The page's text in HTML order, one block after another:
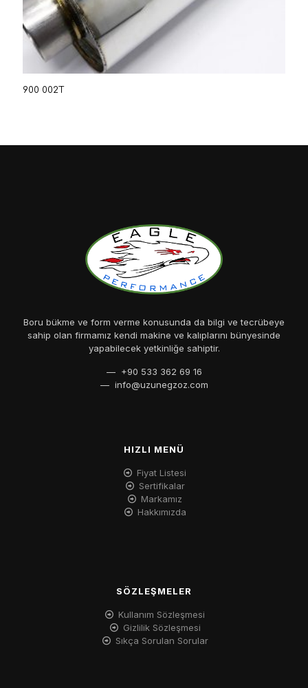
900 002T
Boru bükme ve form verme konusunda da bilgi ve tecrübeye
sahip olan firmamız kendi makine ve kalıplarını bünyesinde
yapabilecek yetkinliğe sahiptir.
— +90 533 362 69 16
— info@uzunegzoz.com
HIZLI MENÜ
Fiyat Listesi
Sertifikalar
Markamız
Hakkımızda
SÖZLEŞMELER
Kullanım Sözleşmesi
Gizlilik Sözleşmesi
Sıkça Sorulan Sorular